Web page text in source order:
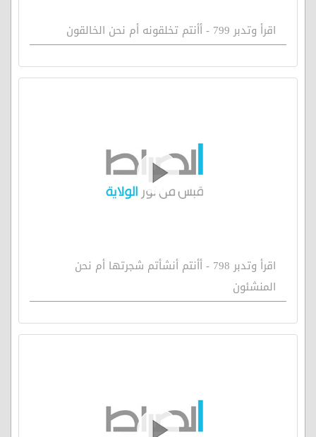
اقرأ وتدبر 799 - أأنتم تخلقونه أم نحن الخالقون
اقرأ وتدبر 798 - أأنتم أنشأتم شجرتها أم نحن
المنشئون